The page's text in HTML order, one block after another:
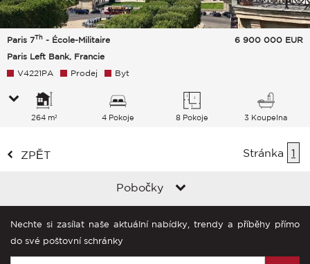
Paris 7Th - École-Militaire
Paris Left Bank, Francie
6 900 000 EUR
V4221PA Prodej Byt
264 m² 4 Pokoje 8 Pokoje 3 Koupelna
ZPĚT Stránka 1
Pobočky
Nechte si zasílat naše aktuální nabídky, trendy a příběhy přímo
do své poštovní schránky